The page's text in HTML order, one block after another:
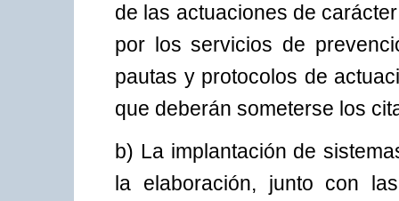
de las actuaciones de
por los servicios de
pautas y protocolos de
que deberán someterse los
b) La implantación de
la elaboración, junto con